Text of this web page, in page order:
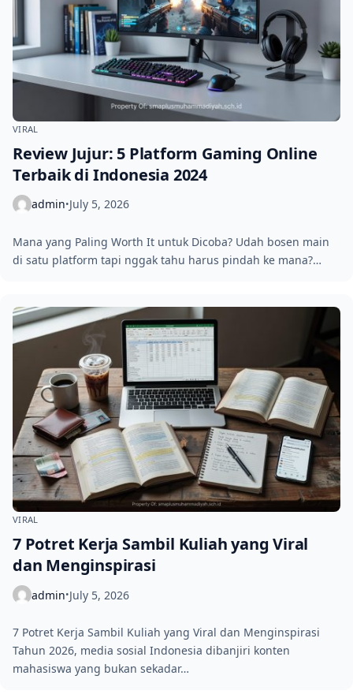
VIRAL
Review Jujur: 5 Platform Gaming Online
Terbaik di Indonesia 2024
admin•July 5, 2026
Mana yang Paling Worth It untuk Dicoba? Udah bosen main
di satu platform tapi nggak tahu harus pindah ke mana?…
VIRAL
7 Potret Kerja Sambil Kuliah yang Viral
dan Menginspirasi
admin•July 5, 2026
7 Potret Kerja Sambil Kuliah yang Viral dan Menginspirasi
Tahun 2026, media sosial Indonesia dibanjiri konten
mahasiswa yang bukan sekadar…